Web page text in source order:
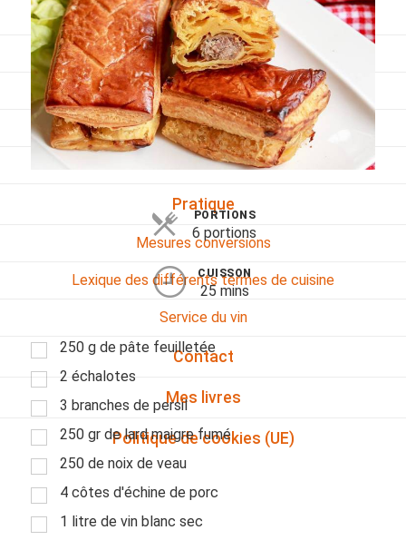
Sans lactose
Sans sel
Sauces et accompagnements
Végétarien
Viandes
Pratique
Mesures conversions
Lexique des différents termes de cuisine
Service du vin
Contact
Mes livres
Politique de cookies (UE)
PORTIONS
6 portions
CUISSON
25 mins
250 g de pâte feuilletée
2 échalotes
3 branches de persil
250 gr de lard maigre fumé
250 de noix de veau
4 côtes d'échine de porc
1 litre de vin blanc sec